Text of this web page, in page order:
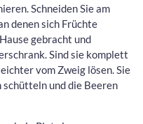
Schneiden Sie am
denen sich Früchte
gebracht und
Sind sie komplett
vom Zweig lösen. Sie
und die Beeren